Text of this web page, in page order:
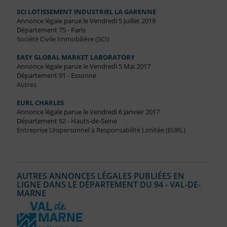
SCI LOTISSEMENT INDUSTRIEL LA GARENNE
Annonce légale parue le Vendredi 5 Juillet 2019
Département 75 - Paris
Société Civile Immobilière (SCI)
EASY GLOBAL MARKET LABORATORY
Annonce légale parue le Vendredi 5 Mai 2017
Département 91 - Essonne
Autres
EURL CHARLES
Annonce légale parue le Vendredi 6 Janvier 2017
Département 92 - Hauts-de-Seine
Entreprise Unipersonnel à Responsabilité Limitée (EURL)
AUTRES ANNONCES LÉGALES PUBLIÉES EN
LIGNE DANS LE DÉPARTEMENT DU 94 - VAL-DE-
MARNE